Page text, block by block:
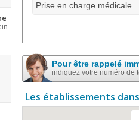
Prise en charge médicale
Pour être rappelé
indiquez votre numéro de
Les établissements